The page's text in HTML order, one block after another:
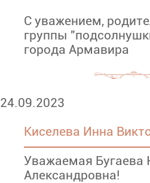
С уважением,
группы
города Армавира
24.09.2023
Киселева Инна
Уважаемая Бугаева
Александровна!